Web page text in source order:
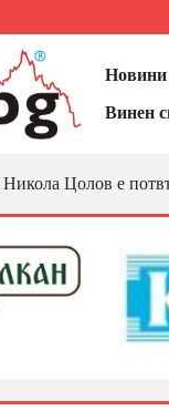
Новини
Винен
Цолов е